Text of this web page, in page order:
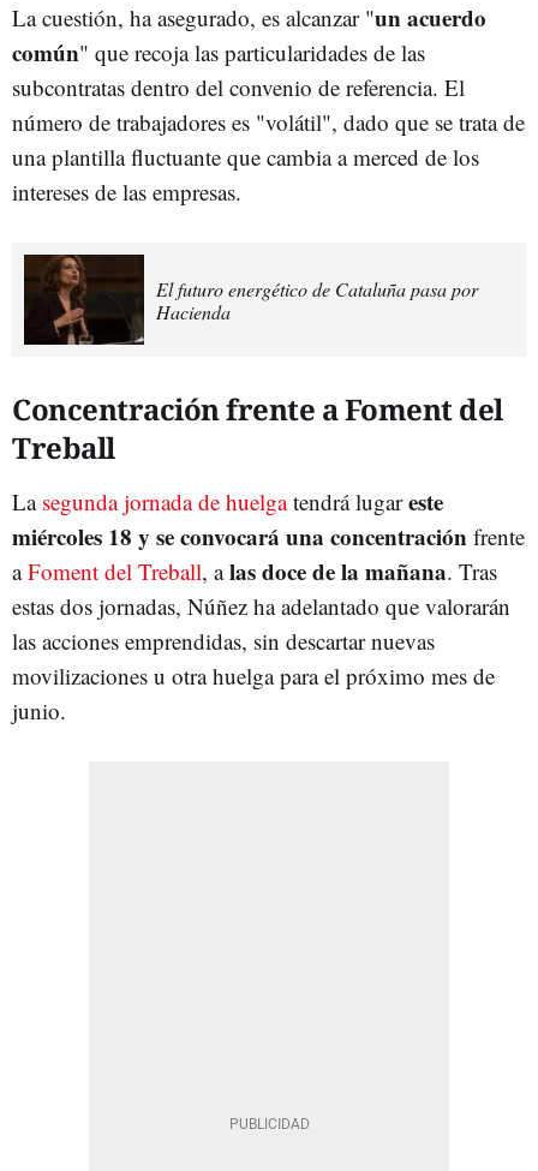
La cuestión, ha asegurado, es alcanzar "un acuerdo
común" que recoja las particularidades de las
subcontratas dentro del convenio de referencia. El
número de trabajadores es "volátil", dado que se trata de
una plantilla fluctuante que cambia a merced de los
intereses de las empresas.
El futuro energético de Cataluña pasa por
Hacienda
Concentración frente a Foment del
Treball
La segunda jornada de huelgatendrá lugareste
miércoles 18 y se convocará una concentración frente
aFoment del Treball, alas doce de la mañana. Tras
estas dos jornadas, Núñez ha adelantado que valorarán
las acciones emprendidas, sin descartar nuevas
movilizaciones u otra huelga para el próximo mes de
junio.